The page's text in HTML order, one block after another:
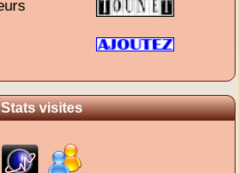
Stats visites